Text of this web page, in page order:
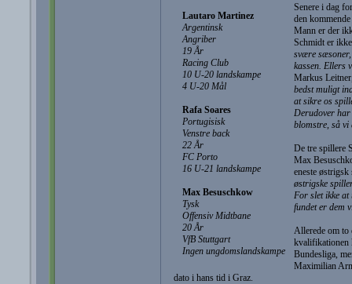
Lautaro Martinez
Argentinsk
Angriber
19 År
Racing Club
10 U-20 landskampe
4 U-20 Mål
Rafa Soares
Portugisisk
Venstre back
22 År
FC Porto
16 U-21 landskampe
Max Besuschkow
Tysk
Offensiv Midtbane
20 År
VfB Stuttgart
Ingen ungdomslandskampe
Senere i dag
den
Mann er der
Schmidt er
svære sæsoner,
kassen. Ellers
Markus
bedst muligt
at sikre os
Derudover har
blomstre, så
De tre spillere
Max
eneste
østrigske
For slet ikke
fundet er dem
Allerede om to
kvalifikationen
Bundesliga,
Maximilian
dato i hans tid i Graz.